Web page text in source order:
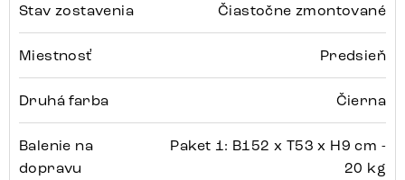
Stav zostavenia Čiastočne zmontované
Miestnosť Predsieň
Druhá farba Čierna
Balenie na
dopravu
Paket 1: B152 x T53 x H9 cm -
20 kg